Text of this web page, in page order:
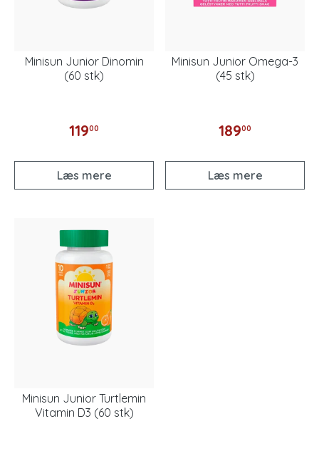
Minisun Junior Dinomin
(60 stk)
11900
Læs mere
Minisun Junior Omega-3
(45 stk)
18900
Læs mere
Minisun Junior Turtlemin
Vitamin D3 (60 stk)